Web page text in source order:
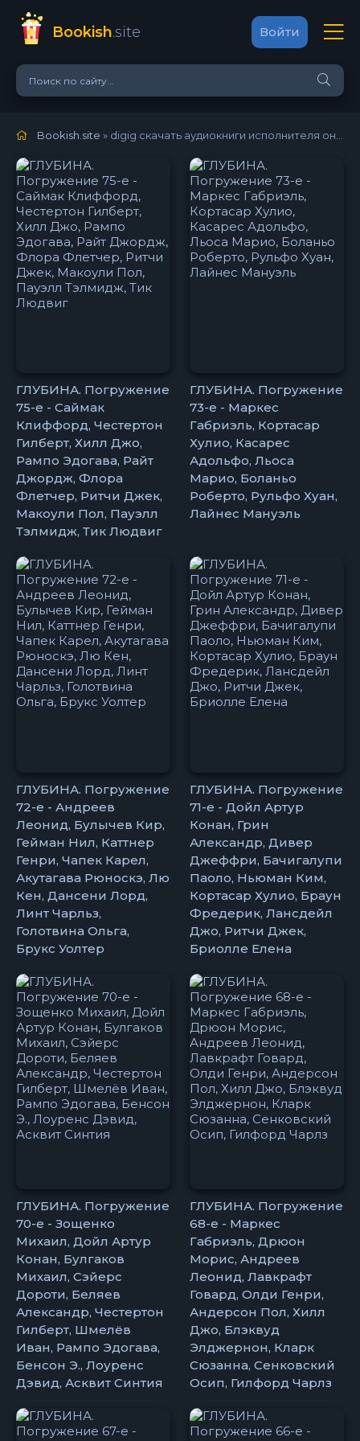
Bookish.site Войти
Bookish.site » digig скачать аудиокниги исполнителя онлайн
ГЛУБИНА. Погружение
75-е - Саймак
Клиффорд, Честертон
Гилберт, Хилл Джо,
Рампо Эдогава, Райт
Джордж, Флора
Флетчер, Ритчи Джек,
Макоули Пол, Пауэлл
Тэлмидж, Тик Людвиг
ГЛУБИНА. Погружение
73-е - Маркес
Габриэль, Кортасар
Хулио, Касарес
Адольфо, Льоса
Марио, Боланьо
Роберто, Рульфо Хуан,
Лайнес Мануэль
ГЛУБИНА. Погружение
72-е - Андреев
Леонид, Булычев Кир,
Гейман Нил, Каттнер
Генри, Чапек Карел,
Акутагава Рюноскэ, Лю
Кен, Дансени Лорд,
Линт Чарльз,
Голотвина Ольга,
Брукс Уолтер
ГЛУБИНА. Погружение
71-е - Дойл Артур
Конан, Грин
Александр, Дивер
Джеффри, Бачигалупи
Паоло, Ньюман Ким,
Кортасар Хулио, Браун
Фредерик, Лансдейл
Джо, Ритчи Джек,
Бриолле Елена
ГЛУБИНА. Погружение
70-е - Зощенко
Михаил, Дойл Артур
Конан, Булгаков
Михаил, Сэйерс
Дороти, Беляев
Александр, Честертон
Гилберт, Шмелёв
Иван, Рампо Эдогава,
Бенсон Э., Лоуренс
Дэвид, Асквит Синтия
ГЛУБИНА. Погружение
68-е - Маркес
Габриэль, Дрюон
Морис, Андреев
Леонид, Лавкрафт
Говард, Олди Генри,
Андерсон Пол, Хилл
Джо, Блэквуд
Элджернон, Кларк
Сюзанна, Сенковский
Осип, Гилфорд Чарлз